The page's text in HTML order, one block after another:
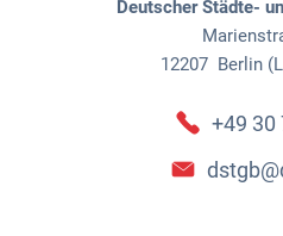
Deutscher Städte-
12207 Berlin
+49 30